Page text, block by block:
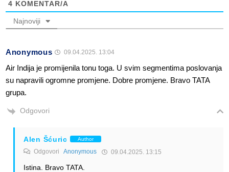
4 KOMENTAR/A
Najnoviji
Anonymous 09.04.2025. 13:04
Air Indija je promijenila tonu toga. U svim segmentima poslovanja
su napravili ogromne promjene. Dobre promjene. Bravo TATA
grupa.
Odgovori
Alen Šćuric Author
Odgovori Anonymous 09.04.2025. 13:15
Istina. Bravo TATA.